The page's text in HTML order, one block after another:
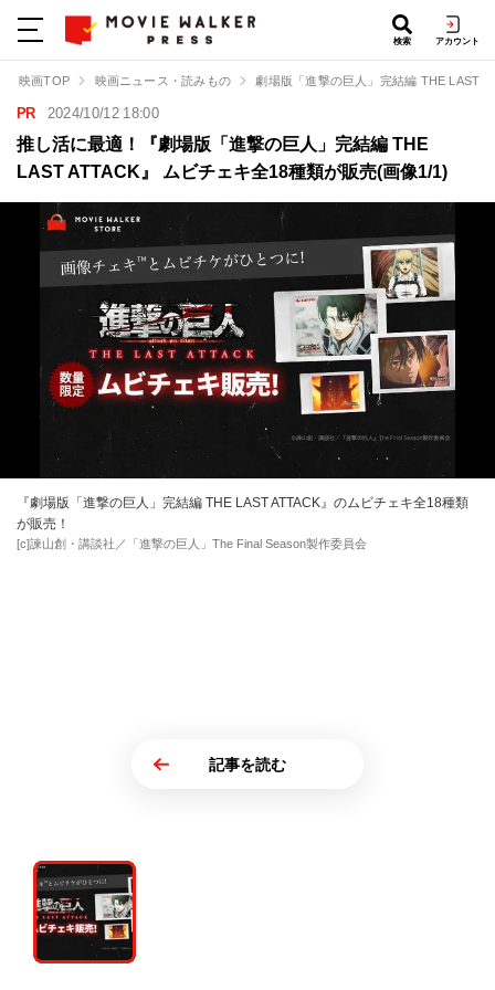
検索 アカウント
映画TOP 映画ニュース・読みもの 劇場版「進撃の巨人」完結編 THE LAST
PR 2024/10/12 18:00
推し活に最適！『劇場版「進撃の巨人」完結編 THE
LAST ATTACK』 ムビチェキ全18種類が販売(画像1/1)
『劇場版「進撃の巨人」完結編 THE LAST ATTACK』のムビチェキ全18種類
が販売！
[c]諫山創・講談社／「進撃の巨人」The Final Season製作委員会
記事を読む